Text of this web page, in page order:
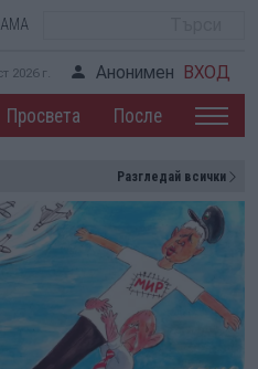
2026 г. Анонимен ВХОД
Просвета После
Разгледай всички